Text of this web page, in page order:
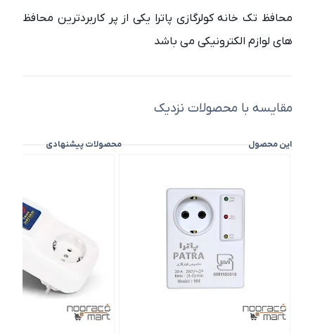
محافظ تک خانه کولرگازی پاترا یکی از پر کاربردترین محافظ
های لوازم الکترونیکی می باشد
مقایسه با محصولات نزدیک
این محصول محصولات پیشنهادی